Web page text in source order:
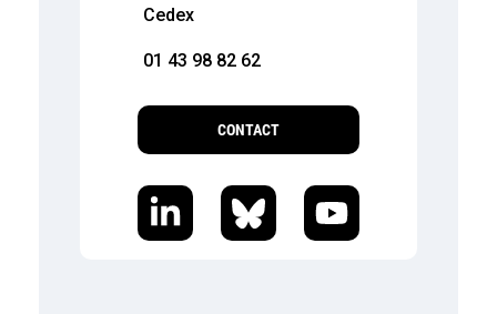
Cedex
01 43 98 82 62
CONTACT